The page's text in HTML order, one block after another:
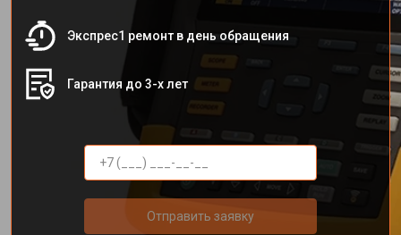
Экспрес1 ремонт в день обращения
Гарантия до 3-х лет
Отправить заявку